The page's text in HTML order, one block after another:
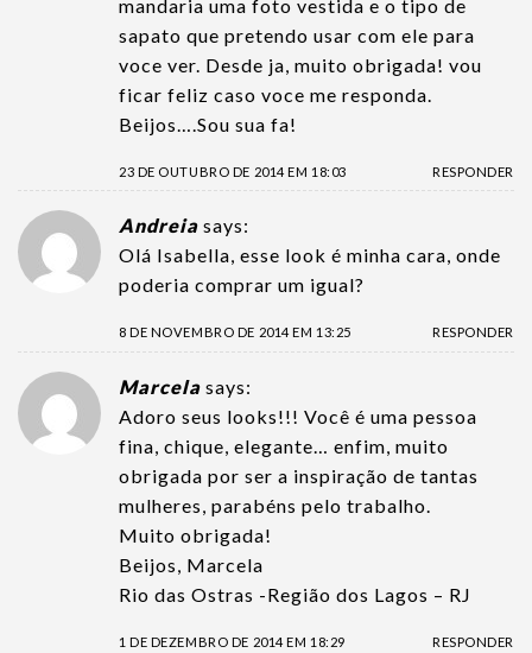
mandaria uma foto vestida e o tipo de
sapato que pretendo usar com ele para
voce ver. Desde ja, muito obrigada! vou
ficar feliz caso voce me responda.
Beijos….Sou sua fa!
23 DE OUTUBRO DE 2014 EM 18:03 RESPONDER
Andreia says:
Olá Isabella, esse look é minha cara, onde
poderia comprar um igual?
8 DE NOVEMBRO DE 2014 EM 13:25 RESPONDER
Marcela says:
Adoro seus looks!!! Você é uma pessoa
fina, chique, elegante… enfim, muito
obrigada por ser a inspiração de tantas
mulheres, parabéns pelo trabalho.
Muito obrigada!
Beijos, Marcela
Rio das Ostras -Região dos Lagos – RJ
1 DE DEZEMBRO DE 2014 EM 18:29 RESPONDER